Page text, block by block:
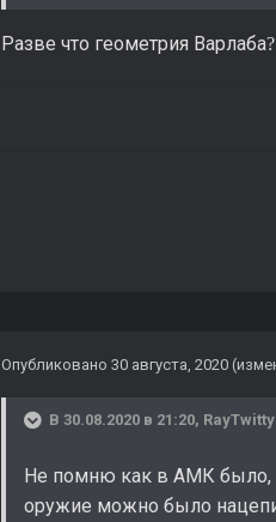
Разве что геометрия Варлаба?
Опубликовано 30 августа, 2020
В 30.08.2020 в 21:20, RayTwitty
Не помню как в АМК было,
оружие можно было